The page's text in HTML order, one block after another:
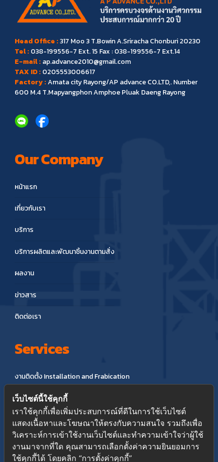
Head Office :317 Moo 3 T.Bowin A.Sriracha Chonburi 20230
Tel : 038-199556-7 Ext. 15 Fax : 038-199556-7 Ext.14
E-mail : ap.advance2010@gmail.com
TAX ID : 0205553006617
Factory :Amata city Rayong/AP advance CO.LTD,. Number
600 M.4 T.Mapyangphon Amphoe Pluak Daeng Rayong
Our Company
หน้าแรก
เกี่ยวกับเรา
บริการ
บริการผลิตและพัฒนาชิ้นงานตามสั่ง
ผลงาน
ข่าวสาร
ติดต่อเรา
Services
งานติดตั้ง Installation and Frabication
งานซ่อมบำรุง Maintenance
งานก่อสร้าง Civil Systems
งานท่อ Piping Systems
เว็บไซต์นี้ใช้คุกกี้
เราใช้คุกกี้เพื่อเพิ่มประสบการณ์ที่ดีในการใช้เว็บไซต์
แสดงเนื้อหาและโฆษณาให้ตรงกับความสนใจ รวมถึงเพื่อ
วิเคราะห์การเข้าใช้งานเว็บไซต์และทำความเข้าใจว่าผู้ใช้
งานมาจากที่ใด คุณสามารถเลือกตั้งค่าความยินยอมการ
ใช้คุกกี้ได้ โดยคลิก “การตั้งค่าคุกกี้”